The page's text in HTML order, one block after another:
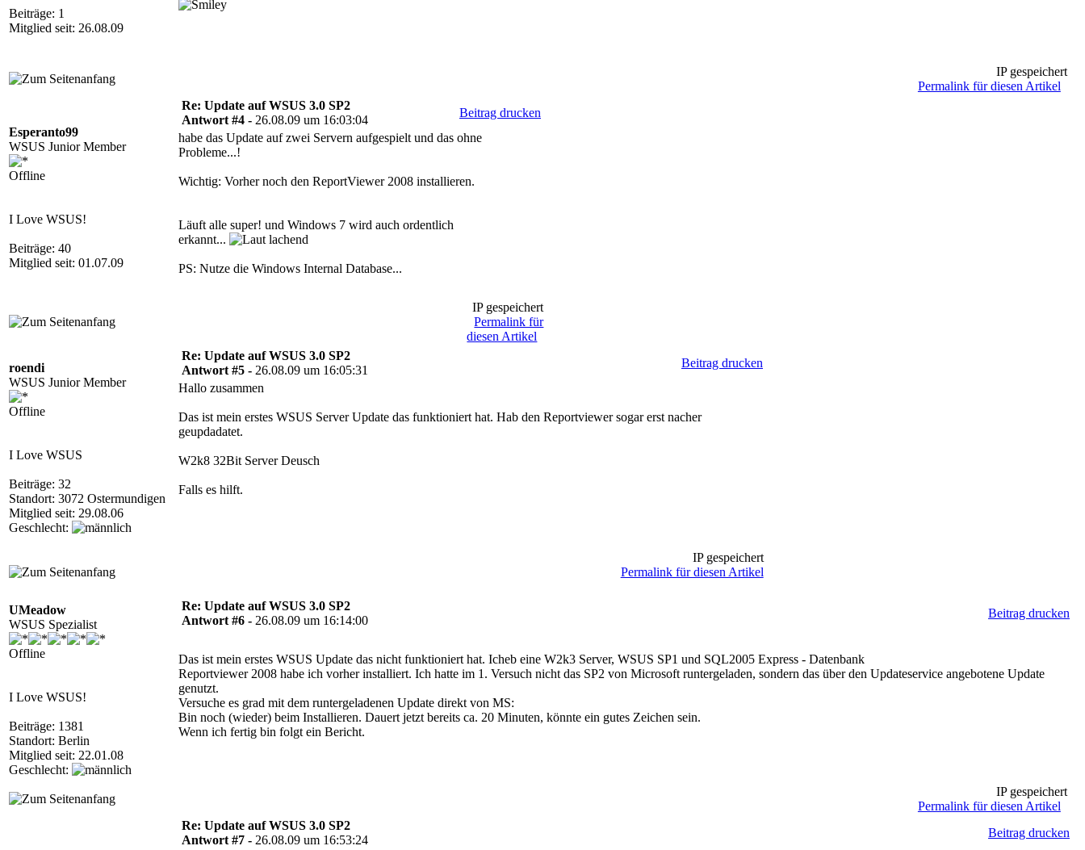
Beiträge: 1
Mitglied seit: 26.08.09
IP gespeichert
Permalink für diesen Artikel
Esperanto99
WSUS Junior Member
Offline
I Love WSUS!
Beiträge: 40
Mitglied seit: 01.07.09
Re: Update auf WSUS 3.0 SP2
Antwort #4 - 26.08.09 um 16:03:04
Beitrag drucken
habe das Update auf zwei Servern aufgespielt und das ohne
Probleme...!
Wichtig: Vorher noch den ReportViewer 2008 installieren.
Läuft alle super! und Windows 7 wird auch ordentlich
erkannt...
PS: Nutze die Windows Internal Database...
IP gespeichert
Permalink für
diesen Artikel
roendi
WSUS Junior Member
Offline
I Love WSUS
Beiträge: 32
Standort: 3072 Ostermundigen
Mitglied seit: 29.08.06
Geschlecht:
Re: Update auf WSUS 3.0 SP2
Antwort #5 - 26.08.09 um 16:05:31
Beitrag drucken
Hallo zusammen
Das ist mein erstes WSUS Server Update das funktioniert hat. Hab den Reportviewer sogar erst nacher
geupdadatet.
W2k8 32Bit Server Deusch
Falls es hilft.
IP gespeichert
Permalink für diesen Artikel
UMeadow
WSUS Spezialist
Offline
I Love WSUS!
Beiträge: 1381
Standort: Berlin
Mitglied seit: 22.01.08
Geschlecht:
Re: Update auf WSUS 3.0 SP2
Antwort #6 - 26.08.09 um 16:14:00
Beitrag drucken
Das ist mein erstes WSUS Update das nicht funktioniert hat. Icheb eine W2k3 Server, WSUS SP1 und SQL2005 Express - Datenbank
Reportviewer 2008 habe ich vorher installiert. Ich hatte im 1. Versuch nicht das SP2 von Microsoft runtergeladen, sondern das über den Updateservice angebotene Update
genutzt.
Versuche es grad mit dem runtergeladenen Update direkt von MS:
Bin noch (wieder) beim Installieren. Dauert jetzt bereits ca. 20 Minuten, könnte ein gutes Zeichen sein.
Wenn ich fertig bin folgt ein Bericht.
IP gespeichert
Permalink für diesen Artikel
Re: Update auf WSUS 3.0 SP2
Antwort #7 - 26.08.09 um 16:53:24
Beitrag drucken